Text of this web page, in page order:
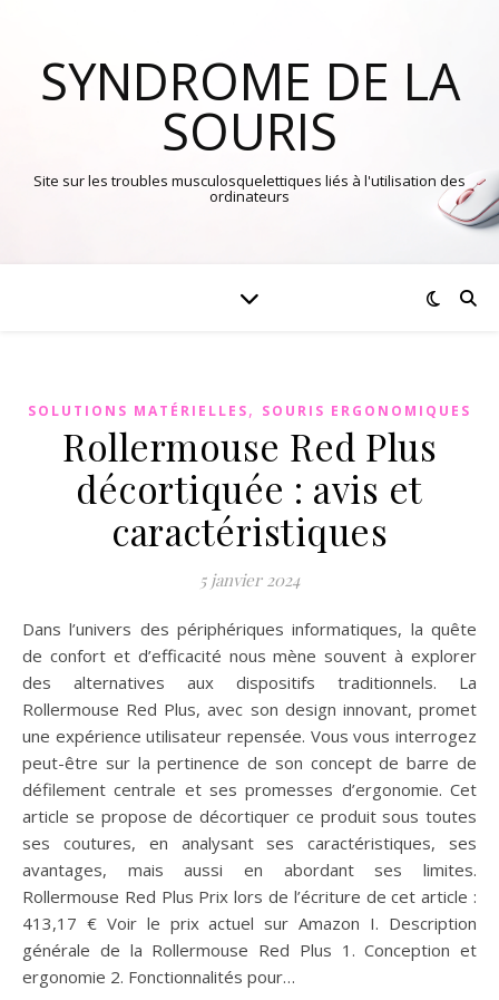
SYNDROME DE LA
SOURIS
Site sur les troubles musculosquelettiques liés à l'utilisation des
ordinateurs
SOLUTIONS MATÉRIELLES, SOURIS ERGONOMIQUES
Rollermouse Red Plus
décortiquée : avis et
caractéristiques
5 janvier 2024
Dans l’univers des périphériques informatiques, la quête
de confort et d’efficacité nous mène souvent à explorer
des alternatives aux dispositifs traditionnels. La
Rollermouse Red Plus, avec son design innovant, promet
une expérience utilisateur repensée. Vous vous interrogez
peut-être sur la pertinence de son concept de barre de
défilement centrale et ses promesses d’ergonomie. Cet
article se propose de décortiquer ce produit sous toutes
ses coutures, en analysant ses caractéristiques, ses
avantages, mais aussi en abordant ses limites.
Rollermouse Red Plus Prix lors de l’écriture de cet article :
413,17 € Voir le prix actuel sur Amazon I. Description
générale de la Rollermouse Red Plus 1. Conception et
ergonomie 2. Fonctionnalités pour…